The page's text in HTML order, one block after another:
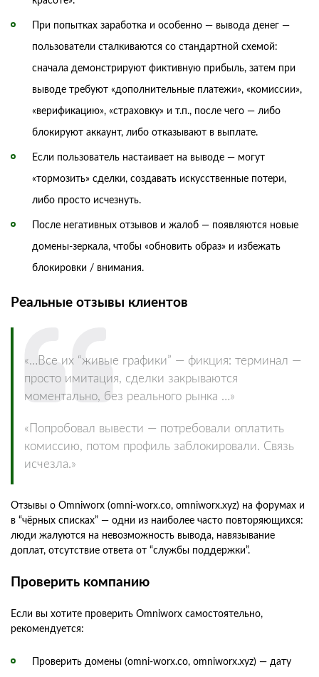
При попытках заработка и особенно — вывода денег —
пользователи сталкиваются со стандартной схемой:
сначала демонстрируют фиктивную прибыль, затем при
выводе требуют «дополнительные платежи», «комиссии»,
«верификацию», «страховку» и т.п., после чего — либо
блокируют аккаунт, либо отказывают в выплате.
Если пользователь настаивает на выводе — могут
«тормозить» сделки, создавать искусственные потери,
либо просто исчезнуть.
После негативных отзывов и жалоб — появляются новые
домены-зеркала, чтобы «обновить образ» и избежать
блокировки / внимания.
Реальные отзывы клиентов
«…Все их “живые графики” — фикция: терминал —
просто имитация, сделки закрываются
моментально, без реального рынка …»
«Попробовал вывести — потребовали оплатить
комиссию, потом профиль заблокировали. Связь
исчезла.»
Отзывы о Omniworx (omni-worx.co, omniworx.xyz) на форумах и
в “чёрных списках” — одни из наиболее часто повторяющихся:
люди жалуются на невозможность вывода, навязывание
доплат, отсутствие ответа от “службы поддержки”.
Проверить компанию
Если вы хотите проверить Omniworx самостоятельно,
рекомендуется:
Проверить домены (omni-worx.co, omniworx.xyz) — дату